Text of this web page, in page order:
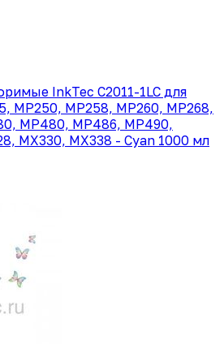
InkTec C2011-1LC для
MP250, MP258, MP260, MP268,
MP480, MP486, MP490,
MX330, MX338 - Cyan 1000 мл